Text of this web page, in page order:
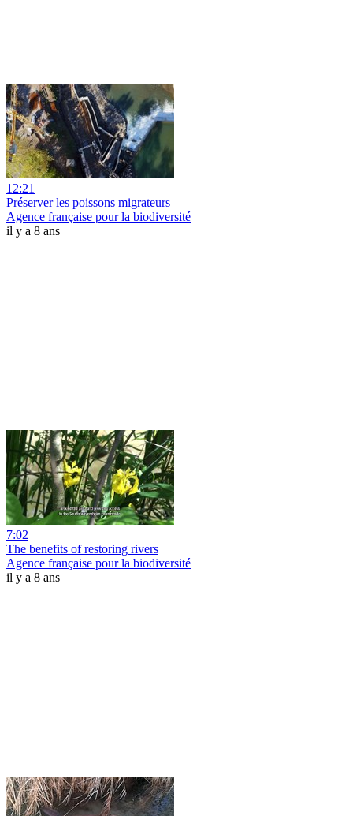
12:21
Préserver les poissons migrateurs
Agence française pour la biodiversité
il y a 8 ans
7:02
The benefits of restoring rivers
Agence française pour la biodiversité
il y a 8 ans